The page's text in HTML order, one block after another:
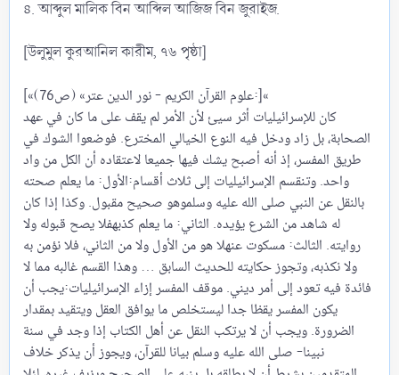
৪. আব্দুল মালিক বিন আব্দিল আজিজ বিন জুরাইজ.
[উলুমুল কুরআনিল কারীম, ৭৬ পৃষ্ঠা]
[«علوم القرآن الكريم - نور الدين عتر» (ص76):]«‌‌
كان للإسرائيليات أثر سيئ لأن الأمر لم يقف على ما كان في عهد
الصحابة، بل زاد ودخل فيه النوع الخيالي المخترع. فوضعوا الشوك في
طريق المفسر، إذ أنه أصبح يشك فيها جميعا لاعتقاده أن الكل من واد
واحد. ‌‌وتنقسم الإسرائيليات إلى ثلاث أقسام:‌‌الأول: ما يعلم صحته
بالنقل عن النبي صلى الله عليه وسلموهو صحيح مقبول. وكذا إذا كان
له شاهد من الشرع يؤيده. ‌‌الثاني: ما يعلم كذبهفلا يصح قبوله ولا
روايته. ‌‌الثالث: مسكوت عنهلا هو من الأول ولا من الثاني، فلا نؤمن به
ولا نكذبه، وتجوز حكايته للحديث السابق … وهذا القسم غالبه مما لا
فائدة فيه تعود إلى أمر ديني. ‌‌موقف المفسر إزاء الإسرائيليات:يجب أن
يكون المفسر يقظا جدا ليستخلص ما يوافق العقل ويتقيد بمقدار
الضرورة. ويجب أن لا يرتكب النقل عن أهل الكتاب إذا وجد في سنة
نبينا- صلى الله عليه وسلم بيانا للقرآن، ويجوز أن يذكر خلاف